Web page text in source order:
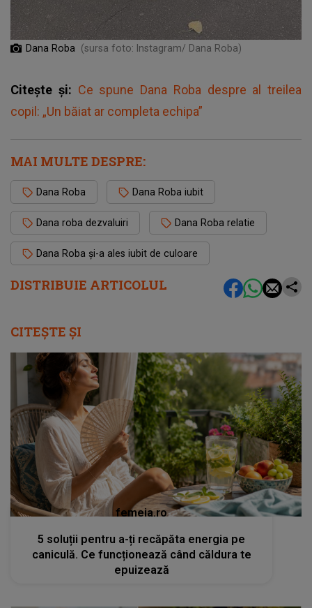
DISTRIBUIE ARTICOLUL
Dana Roba (sursa foto: Instagram/ Dana Roba)
Citește și: Ce spune Dana Roba despre al treilea
copil: „Un băiat ar completa echipa”
MAI MULTE DESPRE:
Dana Roba Dana Roba iubit
Dana roba dezvaluiri Dana Roba relatie
Dana Roba și-a ales iubit de culoare
CITEȘTE ȘI
femeia.ro
5 soluții pentru a-ți recăpăta energia pe
caniculă. Ce funcționează când căldura te
epuizează